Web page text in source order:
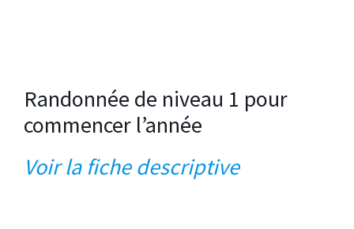
Randonnée de niveau 1 pour
commencer l’année
Voir la fiche descriptive